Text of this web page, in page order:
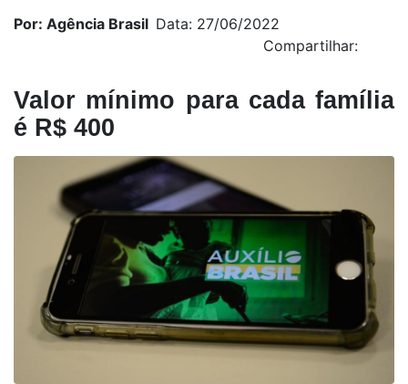
Por: Agência Brasil Data: 27/06/2022
Compartilhar:
Valor mínimo para cada família
é R$ 400